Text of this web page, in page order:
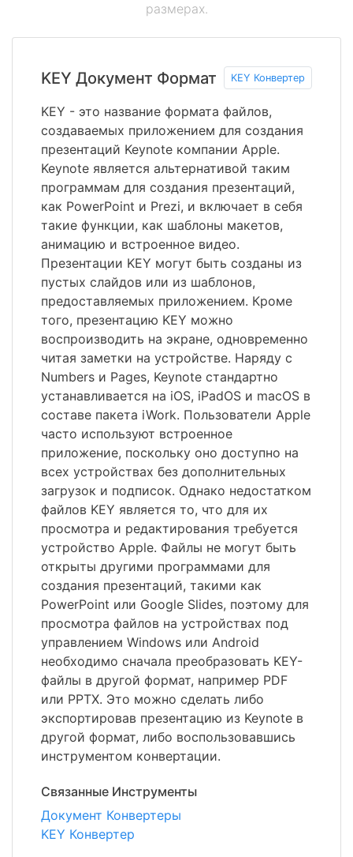
размерах.
KEY Документ Формат KEY Конвертер
KEY - это название формата файлов,
создаваемых приложением для создания
презентаций Keynote компании Apple.
Keynote является альтернативой таким
программам для создания презентаций,
как PowerPoint и Prezi, и включает в себя
такие функции, как шаблоны макетов,
анимацию и встроенное видео.
Презентации KEY могут быть созданы из
пустых слайдов или из шаблонов,
предоставляемых приложением. Кроме
того, презентацию KEY можно
воспроизводить на экране, одновременно
читая заметки на устройстве. Наряду с
Numbers и Pages, Keynote стандартно
устанавливается на iOS, iPadOS и macOS в
составе пакета iWork. Пользователи Apple
часто используют встроенное
приложение, поскольку оно доступно на
всех устройствах без дополнительных
загрузок и подписок. Однако недостатком
файлов KEY является то, что для их
просмотра и редактирования требуется
устройство Apple. Файлы не могут быть
открыты другими программами для
создания презентаций, такими как
PowerPoint или Google Slides, поэтому для
просмотра файлов на устройствах под
управлением Windows или Android
необходимо сначала преобразовать KEY-
файлы в другой формат, например PDF
или PPTX. Это можно сделать либо
экспортировав презентацию из Keynote в
другой формат, либо воспользовавшись
инструментом конвертации.
Связанные Инструменты
Документ Конвертеры
KEY Конвертер